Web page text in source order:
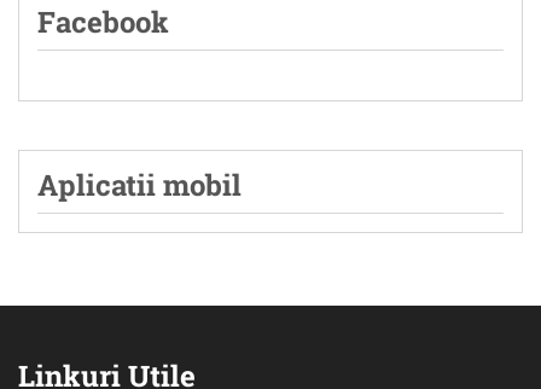
Facebook
Aplicatii mobil
Linkuri Utile